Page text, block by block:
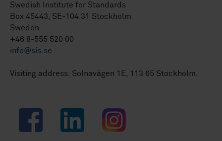
Swedish Institute for Standards
Box 45443, SE-104 31 Stockholm
Sweden
+46 8-555 520 00
info@sis.se
Visiting address: Solnavägen 1E, 113 65 Stockholm.
Facebook LinkedIn Instagram